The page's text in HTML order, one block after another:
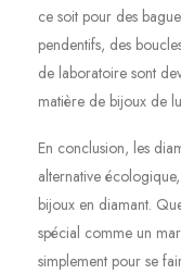
ce soit pour des
pendentifs, des
de laboratoire sont
matière de bijoux de
En conclusion, les
alternative
bijoux en diamant.
spécial comme un
simplement pour se